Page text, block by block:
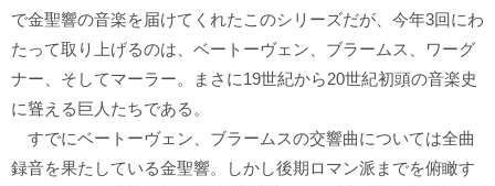
で金聖響の音楽を届けてくれたこのシリーズだが、今年3回にわ
たって取り上げるのは、ベートーヴェン、ブラームス、ワーグ
ナー、そしてマーラー。まさに19世紀から20世紀初頭の音楽史
に聳える巨人たちである。
すでにベートーヴェン、ブラームスの交響曲については全曲
録音を果たしている金聖響。しかし後期ロマン派までを俯瞰す